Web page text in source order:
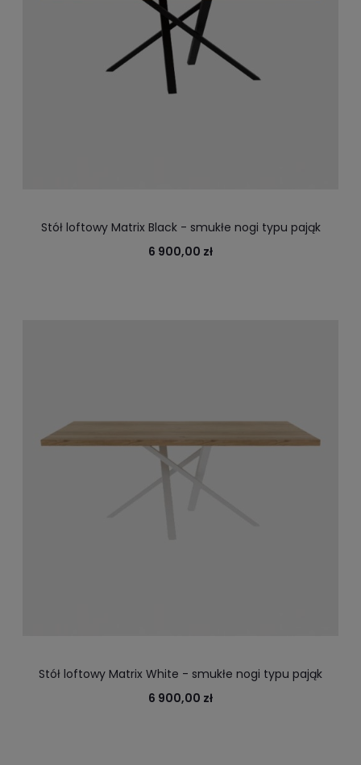
Stół loftowy Matrix Black - smukłe nogi typu pająk
6 900,00 zł
Stół loftowy Matrix White - smukłe nogi typu pająk
6 900,00 zł